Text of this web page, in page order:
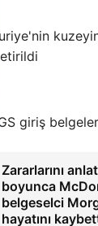
giriş
Zararlarını
boyunca
belgeselci
hayatını